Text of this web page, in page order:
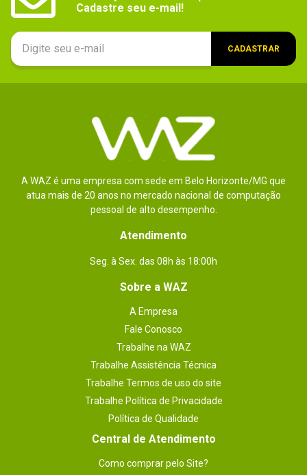
Dimensões Não especificadas
Peso
Conteúdo da
1x Cabo de energia
Cadastre seu e-mail!
CADASTRAR
A WAZ é uma empresa com sede em Belo Horizonte/MG que
atua mais de 20 anos no mercado nacional de computação
pessoal de alto desempenho.
Atendimento
Seg. à Sex. das 08h às 18:00h
Sobre a WAZ
A Empresa
Fale Conosco
Trabalhe na WAZ
Trabalhe Assistência Técnica
Trabalhe Termos de uso do site
Trabalhe Política de Privacidade
Política de Qualidade
Central de Atendimento
Como comprar pelo Site?